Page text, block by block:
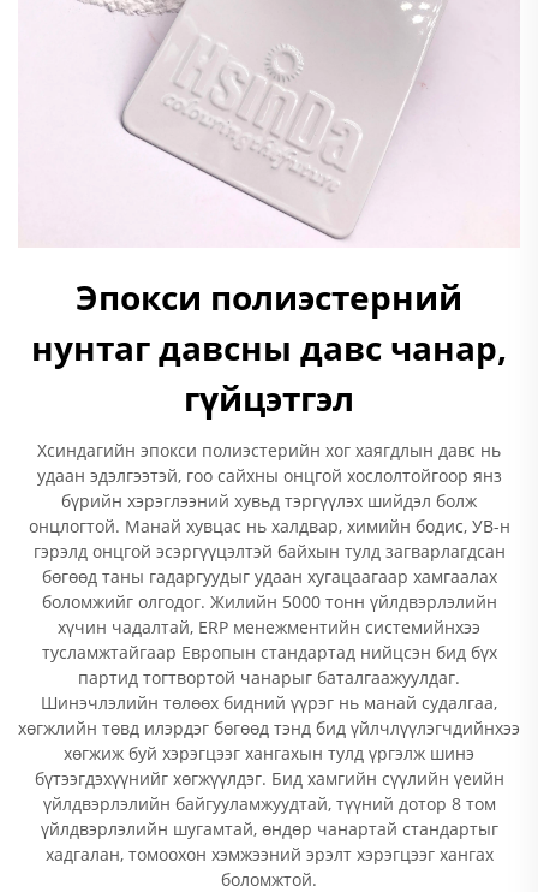
Эпокси полиэстерний
нунтаг давсны давс чанар,
гүйцэтгэл
Хсиндагийн эпокси полиэстерийн хог хаягдлын давс нь
удаан эдэлгээтэй, гоо сайхны онцгой хослолтойгоор янз
бүрийн хэрэглээний хувьд тэргүүлэх шийдэл болж
онцлогтой. Манай хувцас нь халдвар, химийн бодис, УВ-н
гэрэлд онцгой эсэргүүцэлтэй байхын тулд загварлагдсан
бөгөөд таны гадаргуудыг удаан хугацаагаар хамгаалах
боломжийг олгодог. Жилийн 5000 тонн үйлдвэрлэлийн
хүчин чадалтай, ERP менежментийн системийнхээ
тусламжтайгаар Европын стандартад нийцсэн бид бүх
партид тогтвортой чанарыг баталгаажуулдаг.
Шинэчлэлийн төлөөх бидний үүрэг нь манай судалгаа,
хөгжлийн төвд илэрдэг бөгөөд тэнд бид үйлчлүүлэгчдийнхээ
хөгжиж буй хэрэгцээг хангахын тулд үргэлж шинэ
бүтээгдэхүүнийг хөгжүүлдэг. Бид хамгийн сүүлийн үеийн
үйлдвэрлэлийн байгууламжуудтай, түүний дотор 8 том
үйлдвэрлэлийн шугамтай, өндөр чанартай стандартыг
хадгалан, томоохон хэмжээний эрэлт хэрэгцээг хангах
боломжтой.